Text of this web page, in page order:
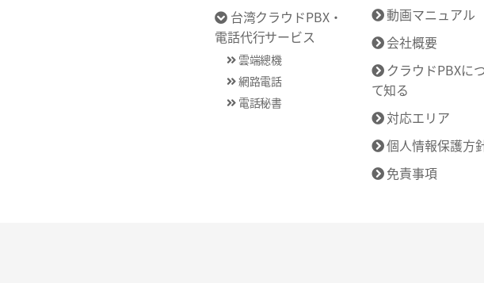
台湾クラウドPBX・
電話代行サービス
雲端總機
網路電話
電話秘書
動画マニュアル
会社概要
クラウドPBXに
て知る
対応エリア
個人情報保護方
免責事項